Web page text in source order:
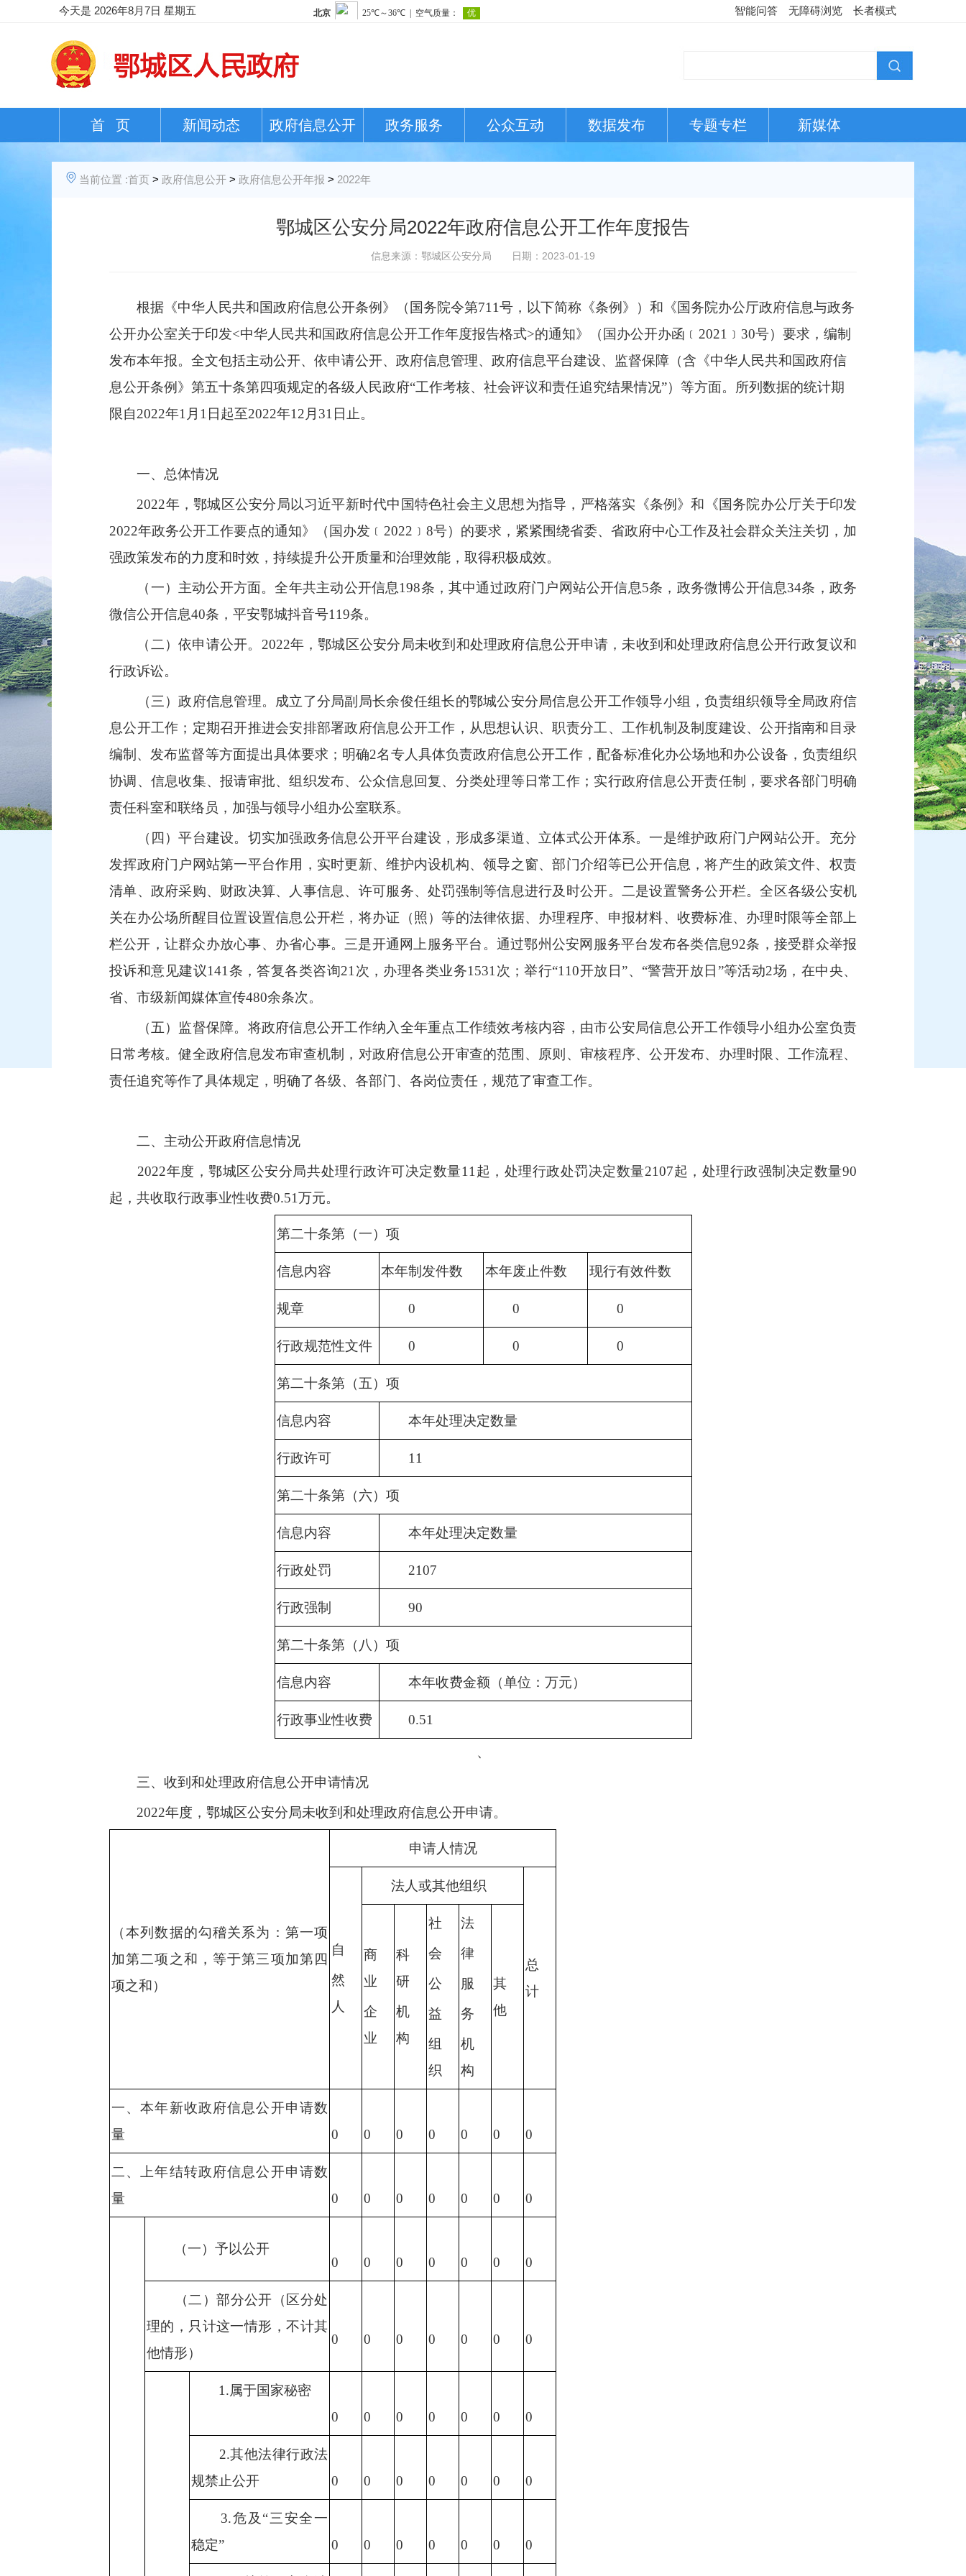
今天是 2026年8月7日 星期五 智能问答 无障碍浏览 长者模式
首 页 新闻动态 政府信息公开 政务服务 公众互动 数据发布 专题专栏 新媒体
当前位置 :首页 > 政府信息公开 > 政府信息公开年报 > 2022年
鄂城区公安分局2022年政府信息公开工作年度报告
信息来源：鄂城区公安分局 日期：2023-01-19
根据《中华人民共和国政府信息公开条例》（国务院令第711号，以下简称《条例》）和《国务院办公厅政府信息与政务
公开办公室关于印发<中华人民共和国政府信息公开工作年度报告格式>的通知》（国办公开办函﹝ 2021 ﹞ 30号）要求，编制
发布本年报。全文包括主动公开、依申请公开、政府信息管理、政府信息平台建设、监督保障（含《中华人民共和国政府信
息公开条例》第五十条第四项规定的各级人民政府“工作考核、社会评议和责任追究结果情况”）等方面。所列数据的统计期
限自2022年1 月 1 日起至2022年12 月 31 日止。
一、总体情况
2022年，鄂城区公安分局以习近平新时代中国特色社会主义思想为指导，严格落实《条例》和《国务院办公厅关于印发
2022年政务公开工作要点的通知》（国办发﹝ 2022 ﹞ 8号）的要求，紧紧围绕省委、省政府中心工作及社会群众关注关切，加
强政策发布的力度和时效，持续提升公开质量和治理效能，取得积极成效。
（一）主动公开方面。全年共主动公开信息198条，其中通过政府门户网站公开信息5条，政务微博公开信息34条，政务
微信公开信息40条，平安鄂城抖音号119条。
（二）依申请公开。 2022年，鄂城区公安分局未收到和处理政府信息公开申请，未收到和处理政府信息公开行政复议和
行政诉讼。
（三）政府信息管理。成立了分局副局长余俊任组长的鄂城公安分局信息公开工作领导小组，负责组织领导全局政府信
息公开工作；定期召开推进会安排部署政府信息公开工作，从思想认识、职责分工、工作机制及制度建设、公开指南和目录
编制、发布监督等方面提出具体要求；明确2名专人具体负责政府信息公开工作，配备标准化办公场地和办公设备，负责组织
协调、信息收集、报请审批、组织发布、公众信息回复、分类处理等日常工作；实行政府信息公开责任制，要求各部门明确
责任科室和联络员，加强与领导小组办公室联系。
（四）平台建设。切实加强政务信息公开平台建设，形成多渠道、立体式公开体系。一是维护政府门户网站公开。充分
发挥政府门户网站第一平台作用，实时更新、维护内设机构、领导之窗、部门介绍等已公开信息，将产生的政策文件、权责
清单、政府采购、财政决算、人事信息、许可服务、处罚强制等信息进行及时公开。二是设置警务公开栏。全区各级公安机
关在办公场所醒目位置设置信息公开栏，将办证（照）等的法律依据、办理程序、申报材料、收费标准、办理时限等全部上
栏公开，让群众办放心事、办省心事。三是开通网上服务平台。通过鄂州公安网服务平台发布各类信息92条，接受群众举报
投诉和意见建议141 条，答复各类咨询21 次，办理各类业务1531 次；举行“110开放日”、“警营开放日”等活动2场，在中央、
省、市级新闻媒体宣传480余条次。
（五）监督保障。将政府信息公开工作纳入全年重点工作绩效考核内容，由市公安局信息公开工作领导小组办公室负责
日常考核。健全政府信息发布审查机制，对政府信息公开审查的范围、原则、审核程序、公开发布、办理时限、工作流程、
责任追究等作了具体规定，明确了各级、各部门、各岗位责任，规范了审查工作。
二、主动公开政府信息情况
2022年度，鄂城区公安分局共处理行政许可决定数量11 起，处理行政处罚决定数量2107起，处理行政强制决定数量90
起，共收取行政事业性收费0.51万元。
第二十条第（一）项
信息内容 本年制发件数 本年废止件数 现行有效件数
规章 0 0 0
行政规范性文件 0 0 0
第二十条第（五）项
信息内容 本年处理决定数量
行政许可 11
第二十条第（六）项
信息内容 本年处理决定数量
行政处罚 2107
行政强制 90
第二十条第（八）项
信息内容 本年收费金额（单位：万元）
行政事业性收费 0.51
、
三、收到和处理政府信息公开申请情况
2022年度，鄂城区公安分局未收到和处理政府信息公开申请。
（本列数据的勾稽关系为：第一项
加第二项之和，等于第三项加第四
项之和）
申请人情况
自
然
人
法人或其他组织
总
计
商
业
企
业
科
研
机
构
社
会
公
益
组
织
法
律
服
务
机
构
其
他
一、本年新收政府信息公开申请数
量
0 0 0 0 0 0 0
二、上年结转政府信息公开申请数
量
0 0 0 0 0 0 0
（一）予以公开
0
0 0 0 0 0 0
（二）部分公开（区分处
理的，只计这一情形，不计其
他情形）
0 0 0 0 0 0 0
1.属于国家秘密
0
0 0 0 0 0 0
2.其他法律行政法
规禁止公开
0 0 0 0 0 0 0
3.危及“三安全一
稳定”
0 0 0 0 0 0 0